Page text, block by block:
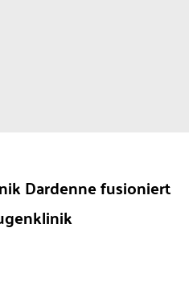
Dardenne fusioniert